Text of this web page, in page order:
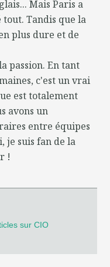
Mais Paris a
Tandis que la
plus dure et de
passion. En tant
c'est un vrai
est totalement
avons un
entre équipes
je suis fan de la
!
sur CIO